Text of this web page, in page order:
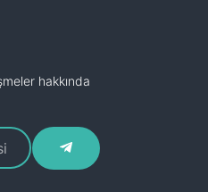
hakkında